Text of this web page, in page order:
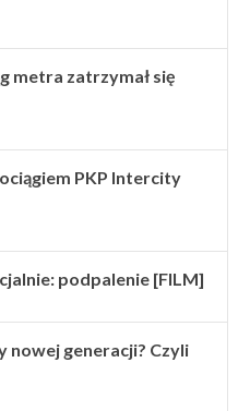
metra zatrzymał się
PKP Intercity
podpalenie [FILM]
nowej generacji? Czyli